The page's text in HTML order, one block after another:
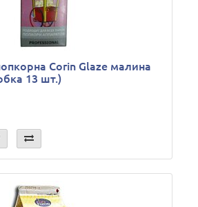
Corin Glaze малина
13 шт.)